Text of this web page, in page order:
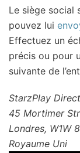
Le siège social
pouvez lui
Effectuez un
précis ou pour
suivante de
StarzPlay
45 Mortimer
Londres, W1W
Royaume Uni